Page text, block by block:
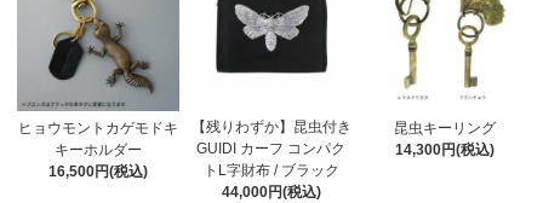
ヒョウモントカゲモドキ
キーホルダー
16,500円(税込)
【残りわずか】昆虫付き
GUIDI カーフ コンパク
トL字財布 / ブラック
44,000円(税込)
昆虫キーリング
14,300円(税込)